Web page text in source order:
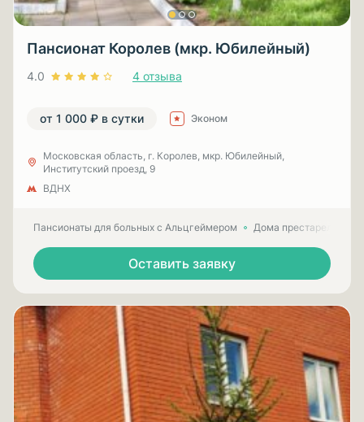
Пансионат Королев (мкр. Юбилейный)
4.0 4 отзыва
от 1 000 ₽ в сутки Эконом
Московская область, г. Королев, мкр. Юбилейный,
Институтский проезд, 9
ВДНХ
Пансионаты для больных с Альцгеймером Дома престарелых
Оставить заявку